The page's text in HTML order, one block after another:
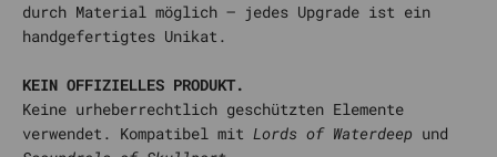
durch Material möglich – jedes Upgrade ist ein
handgefertigtes Unikat.
KEIN OFFIZIELLES PRODUKT.
Keine urheberrechtlich geschützten Elemente
verwendet. Kompatibel mit Lords of Waterdeep und